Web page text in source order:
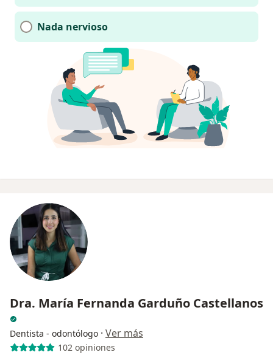
Nada nervioso
Dra. María Fernanda Garduño Castellanos
Dentista - odontólogo · Ver más
102 opiniones